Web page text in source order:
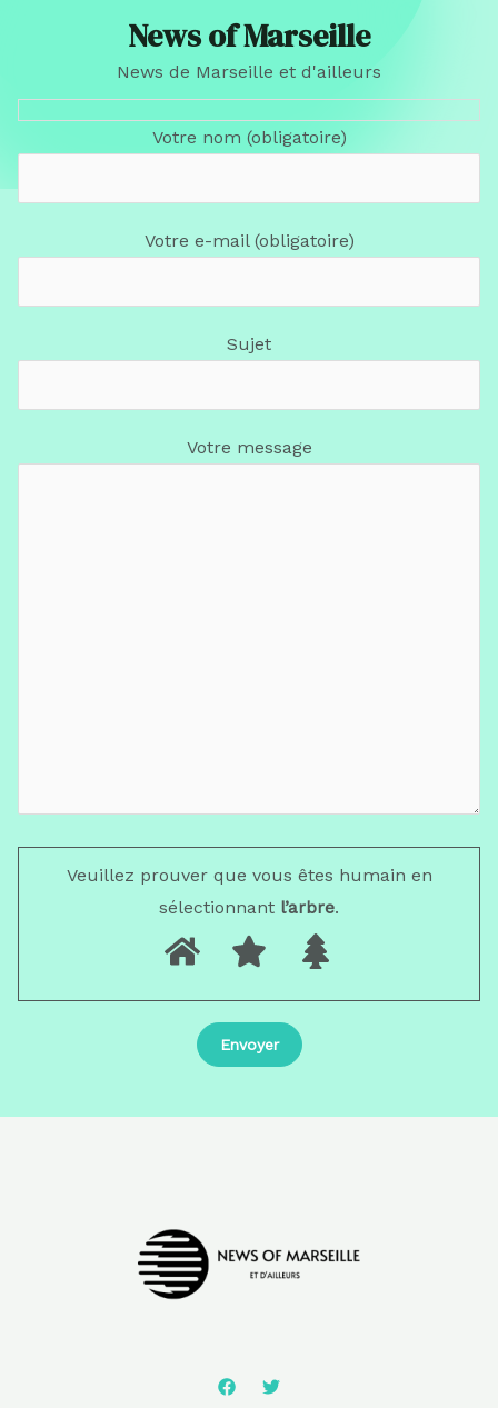
News of Marseille
News de Marseille et d'ailleurs
Votre nom (obligatoire)
Votre e-mail (obligatoire)
Sujet
Votre message
Veuillez prouver que vous êtes humain en
sélectionnant l’arbre.